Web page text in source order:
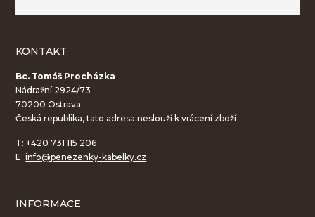
KONTAKT
Bc. Tomáš Procházka
Nádražní 2924/73
70200 Ostrava
Česká republika, tato adresa neslouží k vrácení zboží
T:+420 731 115 206
E:info@penezenky-kabelky.cz
INFORMACE